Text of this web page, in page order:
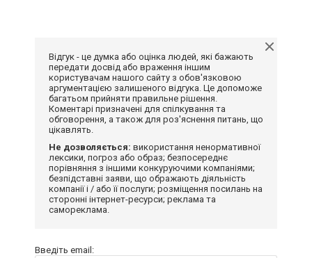
Відгук - це думка або оцінка людей, які бажають
передати досвід або враження іншим
користувачам нашого сайту з обов'язковою
аргументацією залишеного відгука. Це допоможе
багатьом прийняти правильне рішення.
Коментарі призначені для спілкування та
обговорення, а також для роз'яснення питань, що
цікавлять.
Не дозволяється: використання ненормативної
лексики, погроз або образ; безпосереднє
порівняння з іншими конкуруючими компаніями;
безпідставні заяви, що ображають діяльність
компанії і / або її послуги; розміщення посилань на
сторонні інтернет-ресурси; реклама та
самореклама.
Введіть email: